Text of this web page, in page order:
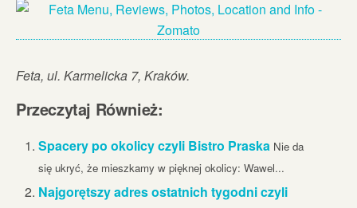
Feta, ul. Karmelicka 7, Kraków.
Przeczytaj Również:
Spacery po okolicy czyli Bistro Praska Nie da
się ukryć, że mieszkamy w pięknej okolicy: Wawel...
Najgorętszy adres ostatnich tygodni czyli